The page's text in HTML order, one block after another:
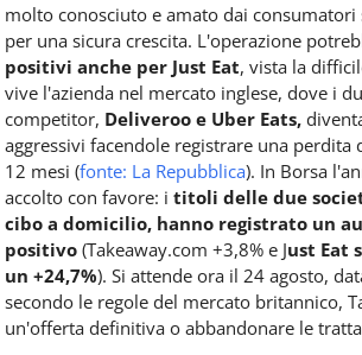
molto conosciuto e amato dai consumatori
per una sicura crescita. L'operazione
positivi anche per Just Eat, vista la
vive l'azienda nel mercato inglese, dove i
competitor, Deliveroo e Uber Eats,
aggressivi facendole registrare una perdita
12 mesi (fonte: La Repubblica). In Borsa
accolto con favore: i titoli delle due
cibo a domicilio, hanno registrato un
positivo (Takeaway.com +3,8% e Just Eat
un +24,7%). Si attende ora il 24 agosto,
secondo le regole del mercato britannico,
un'offerta definitiva o abbandonare le